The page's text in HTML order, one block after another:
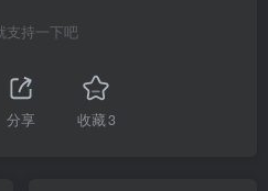
支持一下吧
分享 收藏3